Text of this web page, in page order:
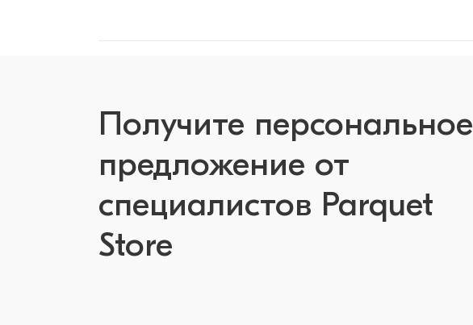
Получите персональное
предложение от
специалистов Parquet
Store